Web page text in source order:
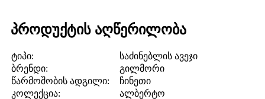
პროდუქტის აღწერილობა
ტიპი:
საძინებლის ავეჯი
ბრენდი:
გილმორი
წარმოშობის ადგილი:
ჩინეთი
კოლექცია:
ალბერტო